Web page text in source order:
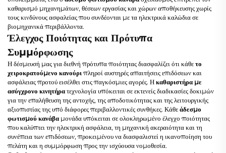
καθαρισμό μηχανημάτων, θέσεων εργασίας και χώρων αποθήκευσης χωρίς
τους κινδύνους ασφαλείας που συνδέονται με τα ηλεκτρικά καλώδια σε
βιομηχανικά περιβάλλοντα.
Έλεγχος Ποιότητας και Πρότυπα
Συμμόρφωσης
Η δέσμευσή μας για διεθνή πρότυπα ποιότητας διασφαλίζει ότι κάθετο
χειροκρατούμενο κανούρι πληροί αυστηρές απαιτήσεις επιδόσεων και
ασφάλειας προτού εισέλθει στις παγκόσμιες αγορές. Ηκαθαριστήρα με
ασύγχρονο κινητήρατεχνολογία υπόκειται σε εκτενείς διαδικασίες δοκιμών
για την επαλήθευση της αντοχής, της αποδοτικότητας και της λειτουργικής
αξιοπιστίας της υπό διάφορες περιβαλλοντικές συνθήκες. Κάθεάδεσμο
φωτισμού κανάβα μονάδα υπόκειται σε ολοκληρωμένο έλεγχο ποιότητας
που καλύπτει την ηλεκτρική ασφάλεια, τη μηχανική ακεραιότητα και τη
συνέπεια των επιδόσεων, προκειμένου να διασφαλιστεί η ικανοποίηση του
πελάτη και η συμμόρφωση προς την ισχύουσα νομοθεσία.